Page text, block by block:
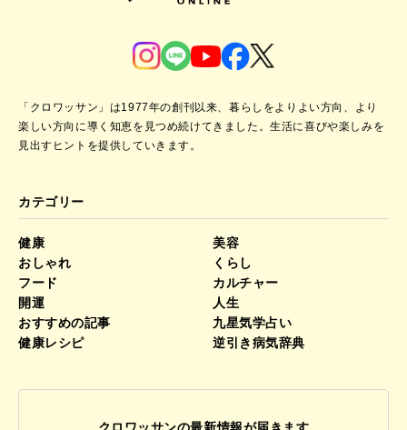
「クロワッサン」は1977年の創刊以来、暮らしをよりよい方向、より
楽しい方向に導く知恵を見つめ続けてきました。生活に喜びや楽しみを
見出すヒントを提供していきます。
カテゴリー
健康
美容
おしゃれ
くらし
フード
カルチャー
開運
人生
おすすめの記事
九星気学占い
健康レシピ
逆引き病気辞典